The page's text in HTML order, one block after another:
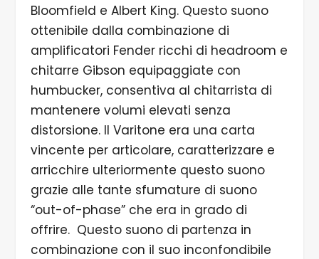
Bloomfield e Albert King. Questo suono
ottenibile dalla combinazione di
amplificatori Fender ricchi di headroom e
chitarre Gibson equipaggiate con
humbucker, consentiva al chitarrista di
mantenere volumi elevati senza
distorsione. Il Varitone era una carta
vincente per articolare, caratterizzare e
arricchire ulteriormente questo suono
grazie alle tante sfumature di suono
“out-of-phase” che era in grado di
offrire. Questo suono di partenza in
combinazione con il suo inconfondibile